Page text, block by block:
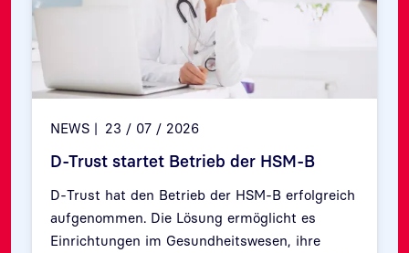
NEWS 23 / 07 / 2026
D-Trust startet Betrieb der HSM-B
D-Trust hat den Betrieb der HSM-B erfolgreich
aufgenommen. Die Lösung ermöglicht es
Einrichtungen im Gesundheitswesen, ihre